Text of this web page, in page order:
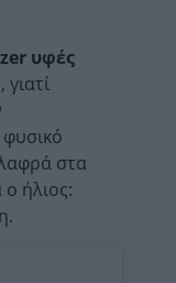
υφές
γιατί
φυσικό
στα
ήλιος: